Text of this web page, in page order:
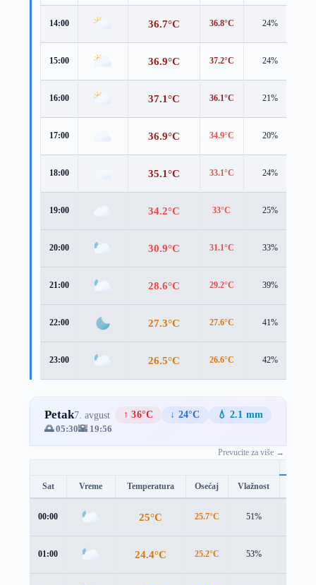
14:00 36.7°C 36.8°C 24%
15:00 36.9°C 37.2°C 24%
16:00 37.1°C 36.1°C 21%
17:00 36.9°C 34.9°C 20%
18:00 35.1°C 33.1°C 24%
19:00 34.2°C 33°C 25%
20:00 30.9°C 31.1°C 33%
21:00 28.6°C 29.2°C 39%
22:00 27.3°C 27.6°C 41%
23:00 26.5°C 26.6°C 42%
Petak7. avgust ↑ 36°C ↓ 24°C
💧 2.1 mm
🌅 05:30🌇 19:56
Prevucite za više →
Sat Vreme Temperatura Osećaj Vlažnost
00:00 25°C 25.7°C 51%
01:00 24.4°C 25.2°C 53%